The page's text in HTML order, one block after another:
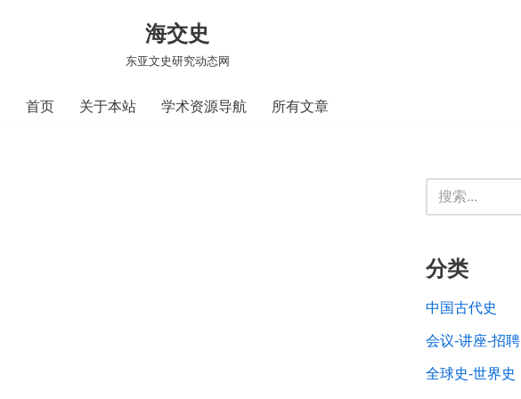
海交史
东亚文史研究动态网
首页 关于本站 学术资源导航 所有文章
分类
中国古代史
会议-讲座-招聘
全球史-世界史